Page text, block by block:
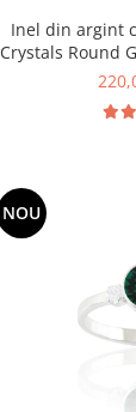
Inel din argint
Crystals Round
NOU